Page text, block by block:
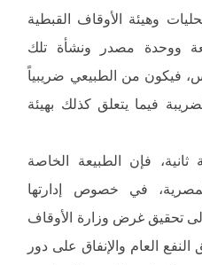
وهيئة الأوقاف القبطية
ووحدة مصدر ونشأة تلك
فيكون من الطبيعي ضريبياً
فيما يتعلق كذلك بهيئة
فإن الطبيعة الخاصة
المصرية، في خصوص إدارتها
تحقيق غرض وزارة الأوقاف
العام والإنفاق على دور